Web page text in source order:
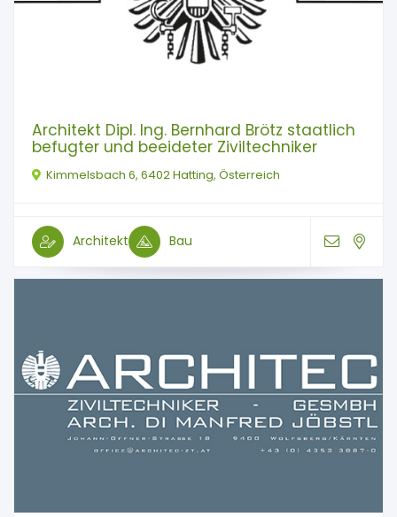
Architekt Dipl. Ing. Bernhard Brötz staatlich
befugter und beeideter Ziviltechniker
Kimmelsbach 6, 6402 Hatting, Österreich
Architekt Bau